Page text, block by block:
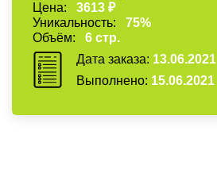
Цена:
3613 ₽
Уникальность:
75%
Объём:
6 стр.
Дата заказа: 13.06.2021
Выполнено: 15.06.2021